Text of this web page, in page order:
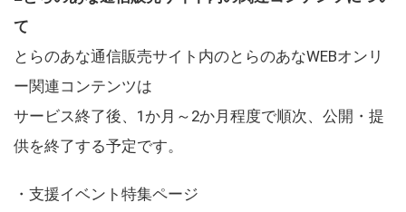
て
とらのあな通信販売サイト内のとらのあなWEBオンリ
ー関連コンテンツは
サービス終了後、1か月～2か月程度で順次、公開・提
供を終了する予定です。
・支援イベント特集ページ